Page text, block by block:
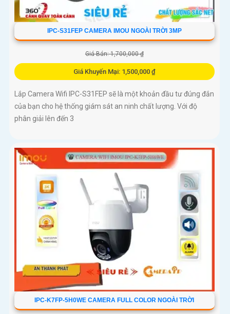
IPC-S31FEP CAMERA IMOU NGOÀI TRỜI 3MP
Giá Bán: 1,700,000 ₫
Giá Khuyến Mại: 1,500,000 ₫
Lắp Camera Wifi IPC-S31FEP sẽ là một khoản đầu tư đúng đắn
của bạn cho hệ thống giám sát an ninh chất lượng. Với độ
phân giải lên đến 3
IPC-K7FP-5H0WE CAMERA FULL COLOR NGOÀI TRỜI